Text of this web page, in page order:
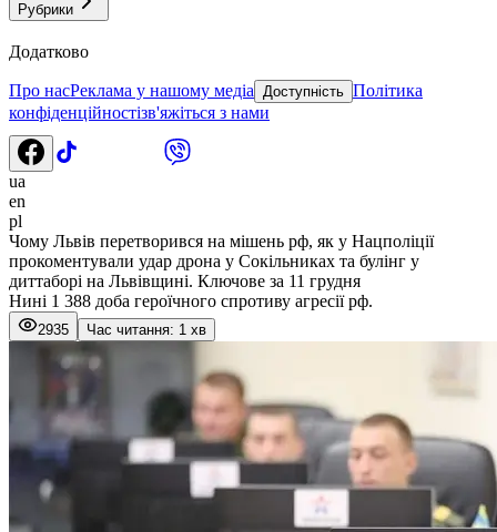
Рубрики
Додатково
Про насРеклама у нашому медіа Доступність Політика
конфіденційностізв'яжіться з нами
ua
en
pl
Чому Львів перетворився на мішень рф, як у Нацполіції
прокоментували удар дрона у Сокільниках та булінг у
диттаборі на Львівщині. Ключове за 11 грудня
Нині 1 388 доба героїчного спротиву агресії рф.
2935 Час читання: 1 хв